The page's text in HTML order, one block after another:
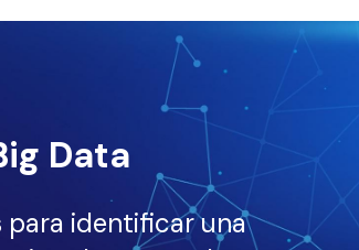
Data
identificar una